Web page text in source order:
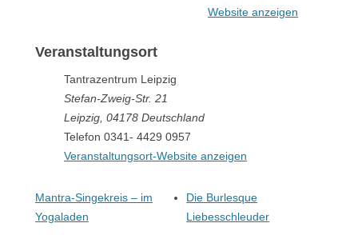
Veranstaltungsort
Tantrazentrum Leipzig
Stefan-Zweig-Str. 21
Leipzig 04178 Deutschland
Telefon 0341- 4429 0957
Veranstaltungsort-Website anzeigen
Website anzeigen
Mantra-Singekreis – im
Yogaladen
Die Burlesque
Liebesschleuder